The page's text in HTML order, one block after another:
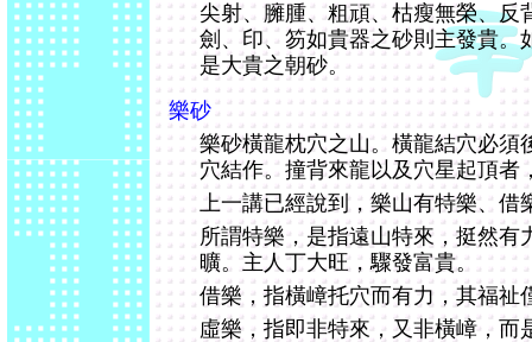
尖射、臃腫、粗頑、枯瘦無榮、反
劍、印、笏如貴器之砂則主發貴。
是大貴之朝砂。
樂砂
樂砂橫龍枕穴之山。橫龍結穴必須
穴結作。撞背來龍以及穴星起頂者
上一講已經說到，樂山有特樂、借
所謂特樂，是指遠山特來，挺然有
曠。主人丁大旺，驟發富貴。
借樂，指橫嶂托穴而有力，其福祉
虛樂，指即非特來，又非橫嶂，而